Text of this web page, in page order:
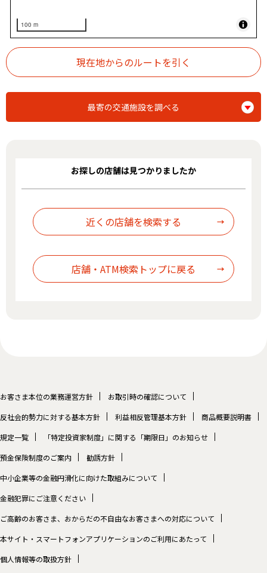
100 m
最寄の交通施設を調べる
お探しの店舗は見つかりましたか
お客さま本位の業務運営方針
お取引時の確認について
反社会的勢力に対する基本方針
利益相反管理基本方針
商品概要説明書
規定一覧
「特定投資家制度」に関する「期限日」のお知らせ
預金保険制度のご案内
勧誘方針
中小企業等の金融円滑化に向けた取組みについて
金融犯罪にご注意ください
ご高齢のお客さま、おからだの不自由なお客さまへの対応について
本サイト・スマートフォンアプリケーションのご利用にあたって
個人情報等の取扱方針